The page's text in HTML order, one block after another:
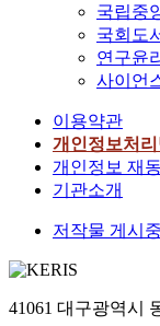
국립중
국회도
연구윤
사이언
이용약관
개인정보처리
개인정보 재
기관소개
저작물 게시
41061 대구광역시